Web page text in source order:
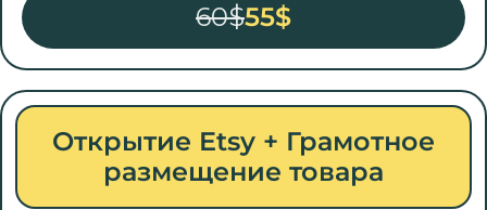
60$55$
Открытие Etsy + Грамотное
размещение товара